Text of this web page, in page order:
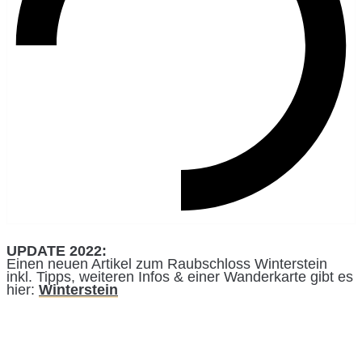
UPDATE 2022:
Einen neuen Artikel zum Raubschloss Winterstein
inkl. Tipps, weiteren Infos & einer Wanderkarte gibt es
hier: Winterstein